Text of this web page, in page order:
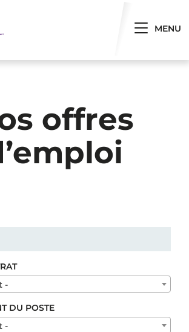
Toggle
MENU
offres
-
DU POSTE
-